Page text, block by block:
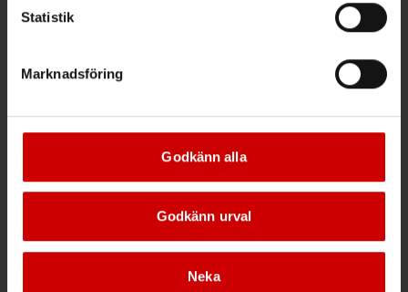
Statistik
Marknadsföring
Godkänn alla
Godkänn urval
Neka
Växel
Ring växeln 019 - 35 10 00
Maila info@wuerth.se